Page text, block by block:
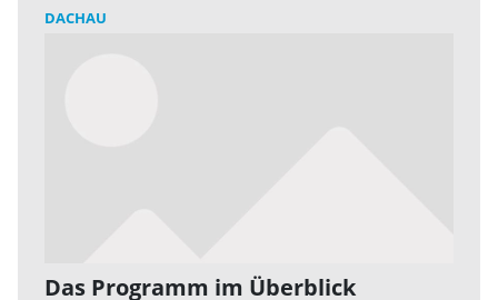
DACHAU
Das Programm im Überblick